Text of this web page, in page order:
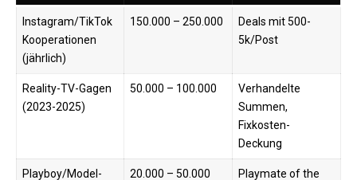
Instagram/TikTok
Kooperationen
(jährlich)
150.000 – 250.000
Deals mit 500-
5k/Post ​
Reality-TV-Gagen
(2023-2025)
50.000 – 100.000
Verhandelte
Summen,
Fixkosten-
Deckung
Playboy/Model-
20.000 – 50.000
Playmate of the